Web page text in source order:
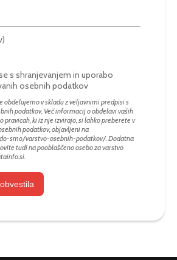
s shranjevanjem in uporabo
osebnih podatkov
obdelujemo v skladu z veljavnimi predpisi s
podatkov. Več informacij o obdelavi vaših
pravicah, ki iz nje izvirajo, si lahko preberete v
podatkov, objavljeni na
smo/varstvo-osebnih-podatkov/. Dodatna
tudi na pooblaščeno osebo za varstvo